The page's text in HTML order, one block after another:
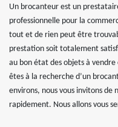
Un brocanteur est un
professionnelle pour la
tout et de rien peut être
prestation soit totalement
au bon état des objets à
êtes à la recherche d’un
environs, nous vous invitons de
rapidement. Nous allons vous